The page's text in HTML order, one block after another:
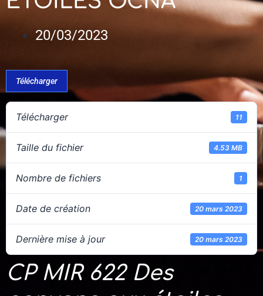
20/03/2023
Télécharger
Télécharger 11
Taille du fichier 4.53 MB
Nombre de fichiers 1
Date de création 20 mars 2023
Dernière mise à jour 20 mars 2023
CP MIR 622 Des